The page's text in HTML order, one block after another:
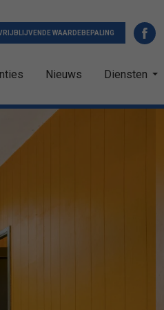
WAARDEBEPALING
Nieuws Diensten